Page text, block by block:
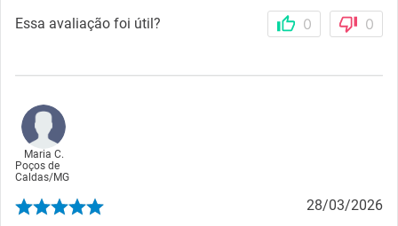
Essa avaliação foi útil? 0 0
Maria C.
Poços de
Caldas/MG
28/03/2026